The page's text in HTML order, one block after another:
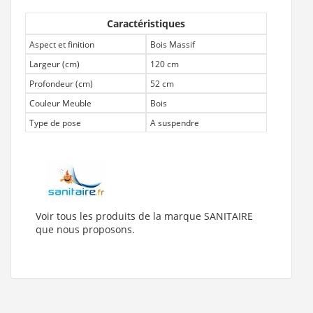
Caractéristiques
Aspect et finition
Bois Massif
Largeur (cm)
120 cm
Profondeur (cm)
52 cm
Couleur Meuble
Bois
Type de pose
A suspendre
Voir tous les produits de la marque SANITAIRE
que nous proposons.